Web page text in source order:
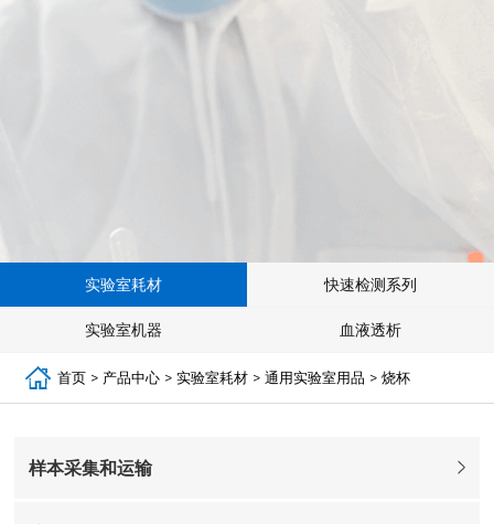
实验室耗材 快速检测系列
实验室机器 血液透析
首页 > 产品中心 >实验室耗材 >通用实验室用品 >烧杯
样本采集和运输